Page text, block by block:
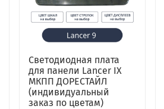
Светодиодная плата
для панели Lancer IX
МКПП ДОРЕСТАЙЛ
(индивидуальный
заказ по цветам)